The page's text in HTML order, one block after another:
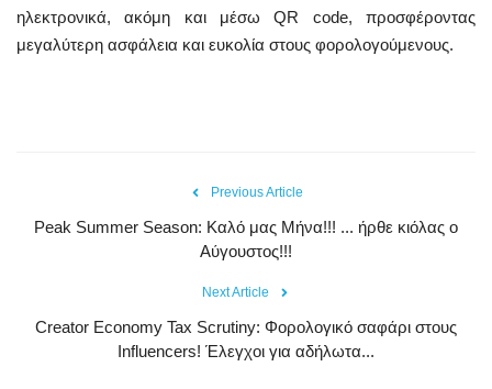
ηλεκτρονικά, ακόμη και μέσω QR code, προσφέροντας
μεγαλύτερη ασφάλεια και ευκολία στους φορολογούμενους.
Previous Article
Peak Summer Season: Kαλό μας Μήνα!!! ... ήρθε κιόλας ο
Αύγουστος!!!
Next Article
Creator Economy Tax Scrutiny: Φορολογικό σαφάρι στους
Influencers! Έλεγχοι για αδήλωτα...